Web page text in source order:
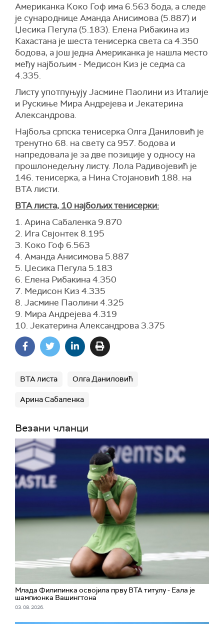
Американка Коко Гоф има 6.563 бода, а следе
је сународнице Аманда Анисимова (5.887) и
Џесика Пегула (5.183). Елена Рибакина из
Кахастана је шеста тенисерка света са 4.350
бодова, а још једна Американка је нашла место
међу најбољим - Медисон Киз је седма са
4.335.
Листу употпуњују Јасмине Паолини из Италије
и Рускиње Мира Андрејева и Јекатерина
Александрова.
Најбоља српска тенисерка Олга Даниловић је
тренутно 68. на свету са 957. бодова и
напредовала је за две позиције у односу на
прошлонедељну листу. Лола Радивојевић је
146. тенисерка, а Нина Стојановић 188. на
ВТА листи.
ВТА листа, 10 најбољих тенисерки:
1. Арина Сабаленка 9.870
2. Ига Свјонтек 8.195
3. Коко Гоф 6.563
4. Аманда Анисимова 5.887
5. Џесика Пегула 5.183
6. Елена Рибакина 4.350
7. Медисон Киз 4.335
8. Јасмине Паолини 4.325
9. Мира Андрејева 4.319
10. Јекатерина Александрова 3.375
ВТА листа Олга Даниловић
Арина Сабаленка
Везани чланци
Млада Филипинка освојила прву ВТА титулу - Еала је
шампионка Вашингтона
03. 08. 2026.